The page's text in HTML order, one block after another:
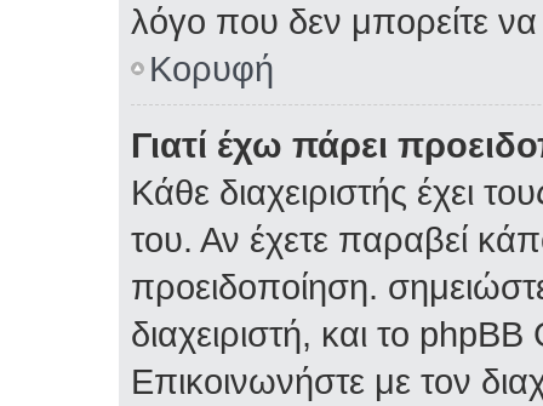
λόγο που δεν μπορείτε
Κορυφή
Γιατί έχω πάρει
Κάθε διαχειριστής έχει
του. Αν έχετε παραβεί
προειδοποίηση.
διαχειριστή, και το
Επικοινωνήστε με τον